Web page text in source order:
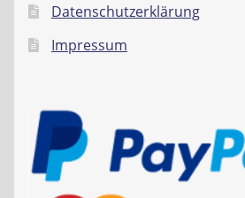
Datenschutzerklärung
Impressum